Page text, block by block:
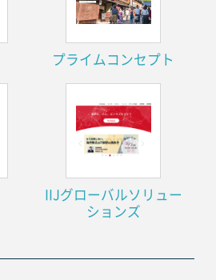
プライムコンセプト
IIJグローバルソリュー
ションズ